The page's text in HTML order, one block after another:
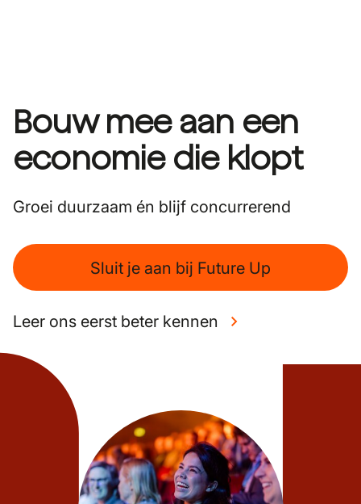
Bouw mee aan een
economie die klopt
Groei duurzaam én blijf concurrerend
Sluit je aan bij Future Up
Leer ons eerst beter kennen